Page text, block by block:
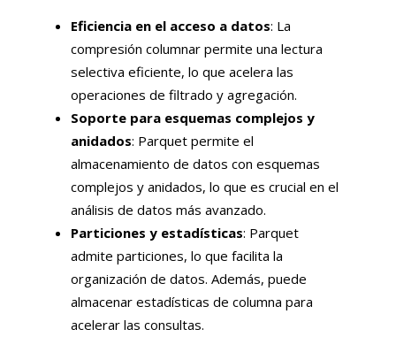
Eficiencia en el acceso a datos: La
compresión columnar permite una lectura
selectiva eficiente, lo que acelera las
operaciones de filtrado y agregación.
Soporte para esquemas complejos y
anidados: Parquet permite el
almacenamiento de datos con esquemas
complejos y anidados, lo que es crucial en el
análisis de datos más avanzado.
Particiones y estadísticas: Parquet
admite particiones, lo que facilita la
organización de datos. Además, puede
almacenar estadísticas de columna para
acelerar las consultas.